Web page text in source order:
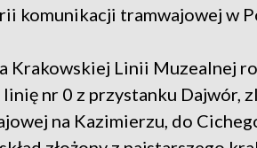
komunikacji tramwajowej w
Krakowskiej Linii Muzealnej
linię nr 0 z przystanku Dajwór,
na Kazimierzu, do